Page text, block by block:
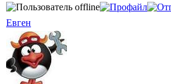
Евген